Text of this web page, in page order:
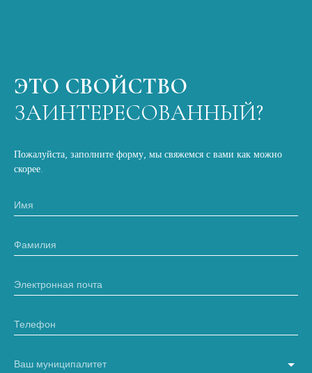
ЭТО СВОЙСТВО
ЗАИНТЕРЕСОВАННЫЙ?
Пожалуйста, заполните форму, мы свяжемся с вами как можно
скорее.
Имя
Фамилия
Электронная почта
Телефон
Ваш муниципалитет